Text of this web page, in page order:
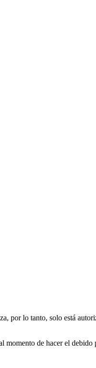
por lo tanto, solo está
momento de hacer el